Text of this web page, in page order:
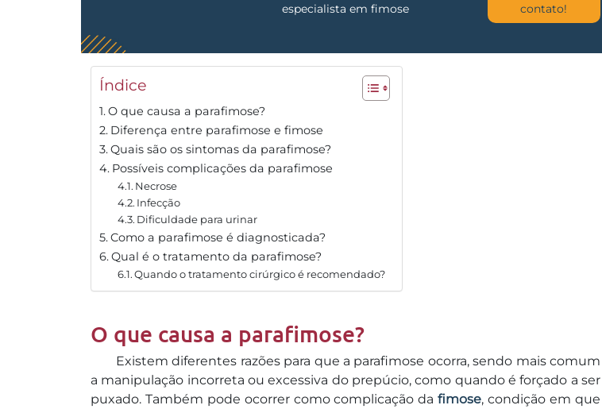
especialista em fimose
contato!
Índice
O que causa a parafimose?
Diferença entre parafimose e fimose
Quais são os sintomas da parafimose?
Possíveis complicações da parafimose
Necrose
Infecção
Dificuldade para urinar
Como a parafimose é diagnosticada?
Qual é o tratamento da parafimose?
Quando o tratamento cirúrgico é recomendado?
O que causa a parafimose?
Existem diferentes razões para que a parafimose ocorra, sendo mais comum
a manipulação incorreta ou excessiva do prepúcio, como quando é forçado a ser
puxado. Também pode ocorrer como complicação dafimose, condição em que